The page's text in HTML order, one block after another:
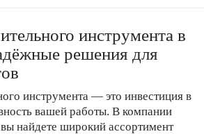
инструмента в
решения для
инструмента — это инвестиция в
вашей работы. В компании
найдете широкий ассортимент